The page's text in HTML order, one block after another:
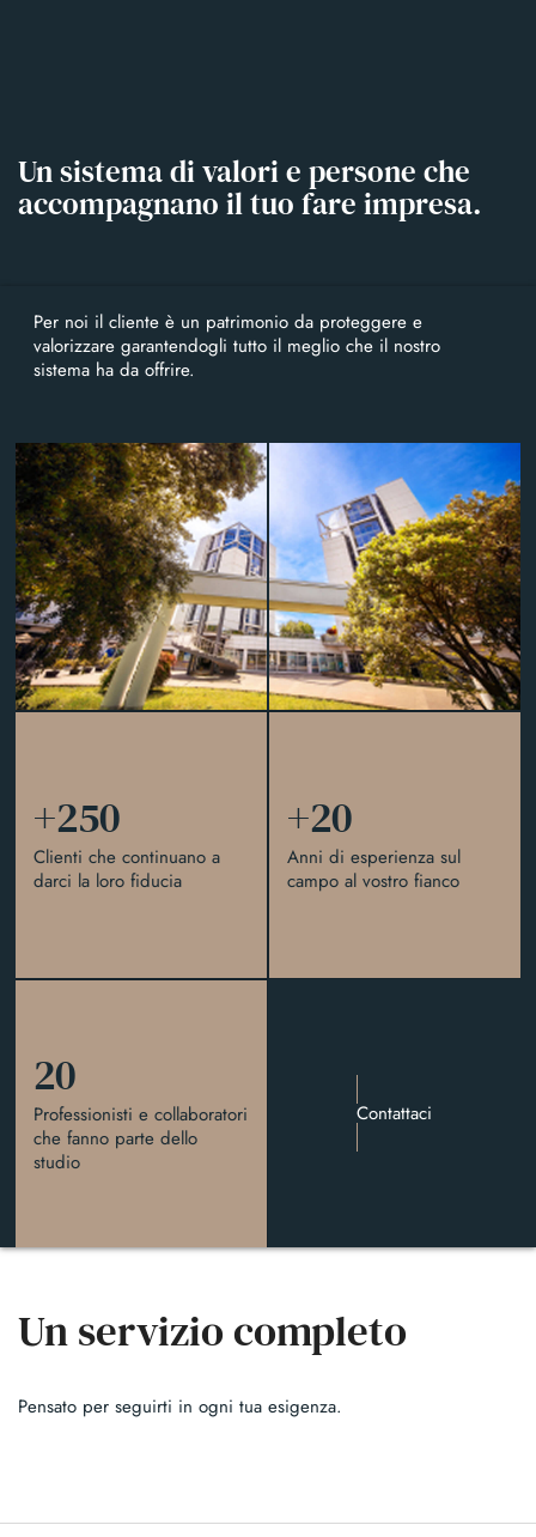
Un sistema di valori e persone che
accompagnano il tuo fare impresa.
Per noi il cliente è un patrimonio da proteggere e
valorizzare garantendogli tutto il meglio che il nostro
sistema ha da offrire.
+250250
Clienti che continuano a
darci la loro fiducia
+2020
Anni di esperienza sul
campo al vostro fianco
2020
Professionisti e collaboratori
che fanno parte dello
studio
Contattaci
Un servizio completo
Pensato per seguirti in ogni tua esigenza.